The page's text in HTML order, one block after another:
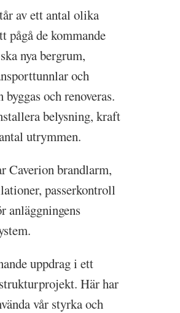
av ett antal olika
pågå de kommande
nya bergrum,
och
och renoveras.
belysning, kraft
utrymmen.
Caverion brandlarm,
passerkontroll
anläggningens
uppdrag i ett
Här har
vår styrka och